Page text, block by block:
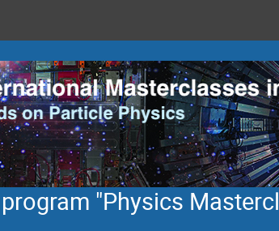
"Physics